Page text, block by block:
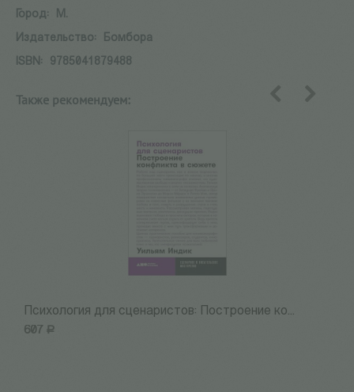
Город:
М.
Издательство:
Бомбора
ISBN:
9785041879488
Также рекомендуем:
Психология для сценаристов: Построение ко...
607 Р